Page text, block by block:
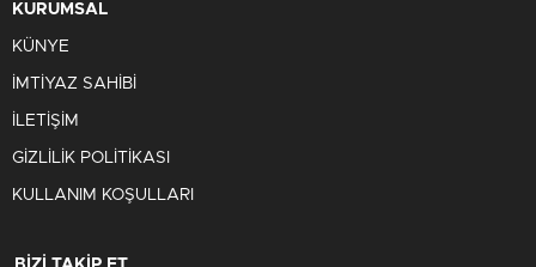
KURUMSAL
KÜNYE
İMTİYAZ SAHİBİ
İLETİŞİM
GİZLİLİK POLİTİKASI
KULLANIM KOŞULLARI